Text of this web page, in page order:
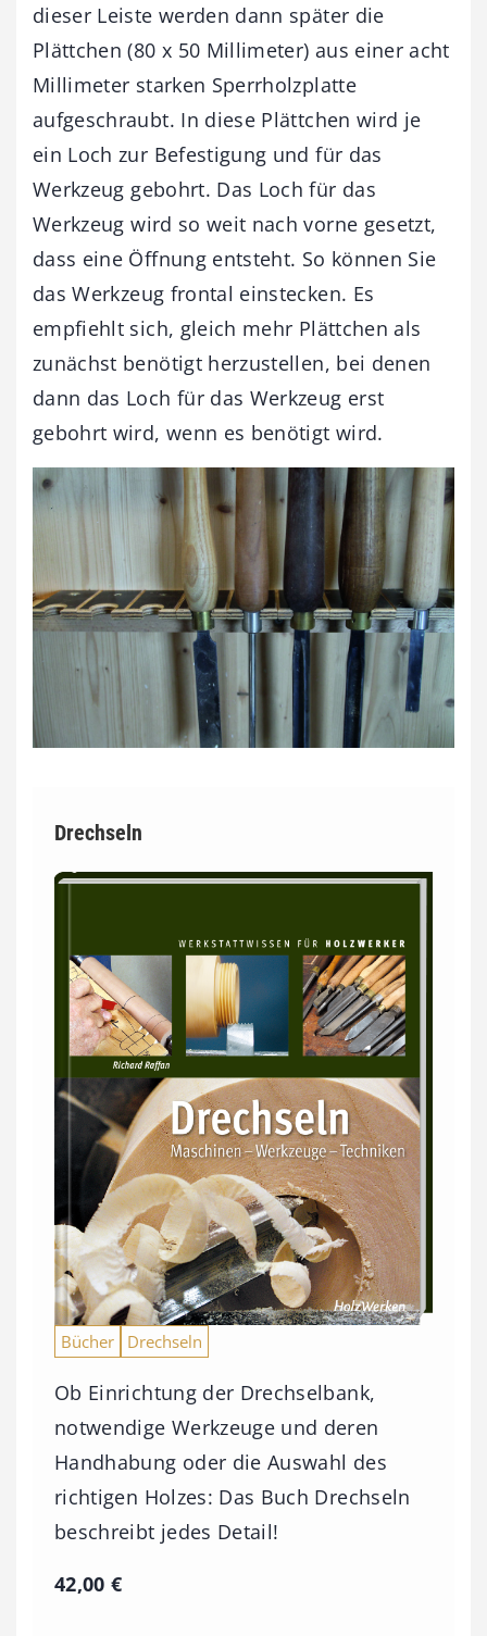
dieser Leiste werden dann später die
Plättchen (80 x 50 Millimeter) aus einer acht
Millimeter starken Sperrholzplatte
aufgeschraubt. In diese Plättchen wird je
ein Loch zur Befestigung und für das
Werkzeug gebohrt. Das Loch für das
Werkzeug wird so weit nach vorne gesetzt,
dass eine Öffnung entsteht. So können Sie
das Werkzeug frontal einstecken. Es
empfiehlt sich, gleich mehr Plättchen als
zunächst benötigt herzustellen, bei denen
dann das Loch für das Werkzeug erst
gebohrt wird, wenn es benötigt wird.
Drechseln
Bücher Drechseln
Ob Einrichtung der Drechselbank,
notwendige Werkzeuge und deren
Handhabung oder die Auswahl des
richtigen Holzes: Das Buch Drechseln
beschreibt jedes Detail!
42,00€